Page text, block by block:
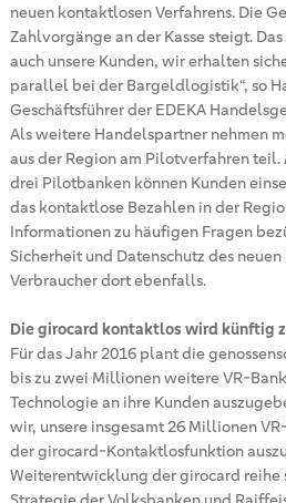
neuen kontaktlosen Verfahrens. Die
Zahlvorgänge an der Kasse steigt.
auch unsere Kunden, wir erhalten
parallel bei der Bargeldlogistik“, so
Geschäftsführer der EDEKA
Als weitere Handelspartner nehmen
aus der Region am Pilotverfahren
drei Pilotbanken können Kunden
das kontaktlose Bezahlen in der
Informationen zu häufigen Fragen
Sicherheit und Datenschutz des
Verbraucher dort ebenfalls.
Die girocard kontaktlos wird künftig
Für das Jahr 2016 plant die
bis zu zwei Millionen weitere VR-
Technologie an ihre Kunden
wir, unsere insgesamt 26 Millionen
der girocard-Kontaktlosfunktion
Weiterentwicklung der girocard reihe